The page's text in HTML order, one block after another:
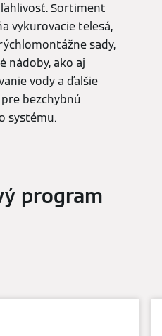
Sortiment
vykurovacie telesá,
sady,
nádoby, ako aj
vody a ďalšie
bezchybnú
systému.
program